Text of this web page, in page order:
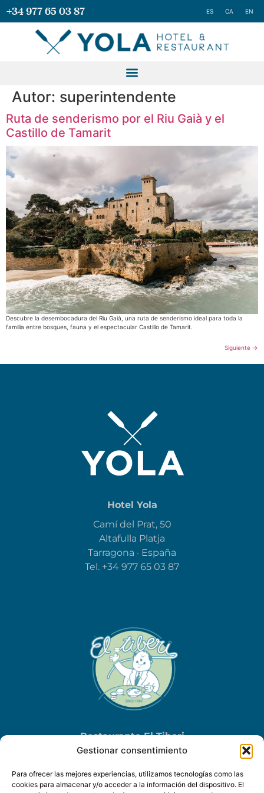
Gestionar consentimiento
Para ofrecer las mejores experiencias, utilizamos tecnologías como las
cookies para almacenar y/o acceder a la información del dispositivo. El
+34 977 65 03 87 ES CA EN
Autor: superintendente
Ruta de senderismo por el Riu Gaià y el
Castillo de Tamarit
Descubre la desembocadura del Riu Gaià, una ruta de senderismo ideal para toda la
familia entre bosques, fauna y el espectacular Castillo de Tamarit.
Siguiente →
Hotel Yola
Camí del Prat, 50
Altafulla Platja
Tarragona · España
Tel. +34 977 65 03 87
Restaurante El Tiberi
Via Augusta, 50
Altafulla Platja
Tarragona · España